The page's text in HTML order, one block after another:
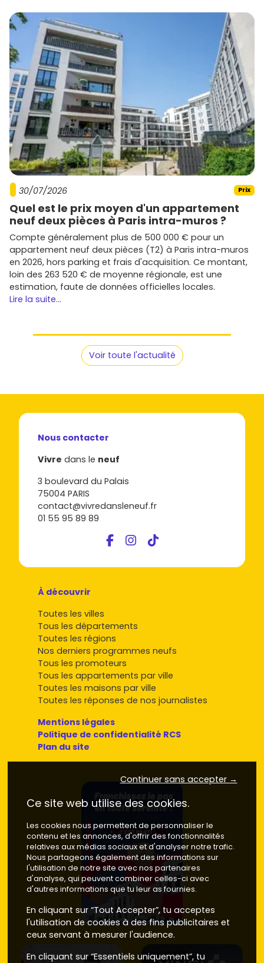
30/07/2026 Prix
Quel est le prix moyen d'un appartement
neuf deux pièces à Paris intra-muros ?
Compte généralement plus de 500 000 € pour un
appartement neuf deux pièces (T2) à Paris intra-muros
en 2026, hors parking et frais d'acquisition. Ce montant,
loin des 263 520 € de moyenne régionale, est une
estimation, faute de données officielles locales.
Lire la suite...
Voir toute l'actualité
Nous contacter
Vivre dans le neuf
3 boulevard du Palais
75004 PARIS
contact@vivredansleneuf.fr
01 55 95 89 89
À découvrir
Toutes les villes
Tous les départements
Toutes les régions
Nos derniers programmes neufs
Tous les promoteurs
Tous les appartements par ville
Toutes les maisons par ville
Toutes les réponses de nos journalistes
Mentions légales
Politique de confidentialité RCS
Plan du site
Continuer sans accepter →
Ce site web utilise des cookies.
Les cookies nous permettent de personnaliser le
contenu et les annonces, d'offrir des fonctionnalités
relatives aux médias sociaux et d'analyser notre trafic.
Nous partageons également des informations sur
l'utilisation de notre site avec nos partenaires
d'analyse, qui peuvent combiner celles-ci avec
d'autres informations que tu leur as fournies.
En cliquant sur “Tout Accepter”, tu acceptes
l'utilisation de cookies à des fins publicitaires et
ceux servant à mesurer l'audience.
En cliquant sur “Essentiels uniquement”, tu